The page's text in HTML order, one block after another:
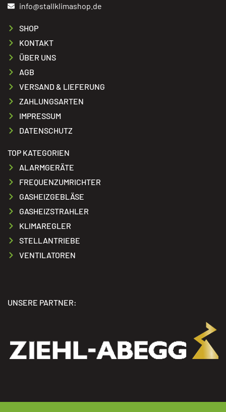
info@stallklimashop.de
SHOP
KONTAKT
ÜBER UNS
AGB
VERSAND & LIEFERUNG
ZAHLUNGSARTEN
IMPRESSUM
DATENSCHUTZ
TOP KATEGORIEN
ALARMGERÄTE
FREQUENZUMRICHTER
GASHEIZGEBLÄSE
GASHEIZSTRAHLER
KLIMAREGLER
STELLANTRIEBE
VENTILATOREN
UNSERE PARTNER: